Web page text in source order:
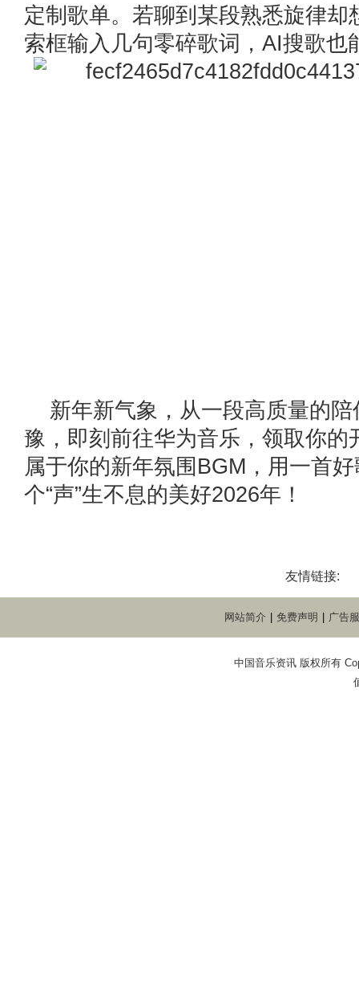
定制歌单。若聊到某段熟悉旋律却
索框输入几句零碎歌词，AI搜歌也
新年新气象，从一段高质量的
豫，即刻前往华为音乐，领取你的
属于你的新年氛围BGM，用一首
个“声”生不息的美好2026年！
友情链接:
网站简介 免费声明 广告
中国音乐资讯 版权所有